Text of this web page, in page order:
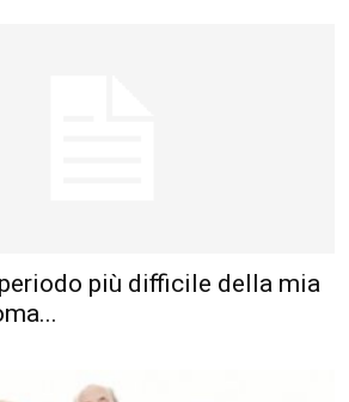
periodo più difficile della mia